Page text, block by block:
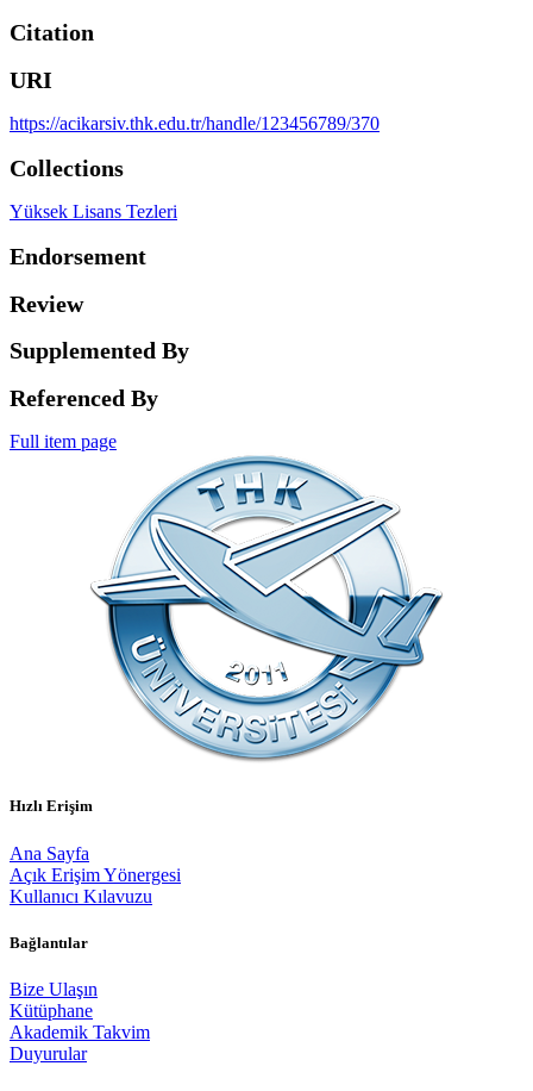
Citation
URI
https://acikarsiv.thk.edu.tr/handle/123456789/370
Collections
Yüksek Lisans Tezleri
Endorsement
Review
Supplemented By
Referenced By
Full item page
Hızlı Erişim
Ana Sayfa
Açık Erişim Yönergesi
Kullanıcı Kılavuzu
Bağlantılar
Bize Ulaşın
Kütüphane
Akademik Takvim
Duyurular